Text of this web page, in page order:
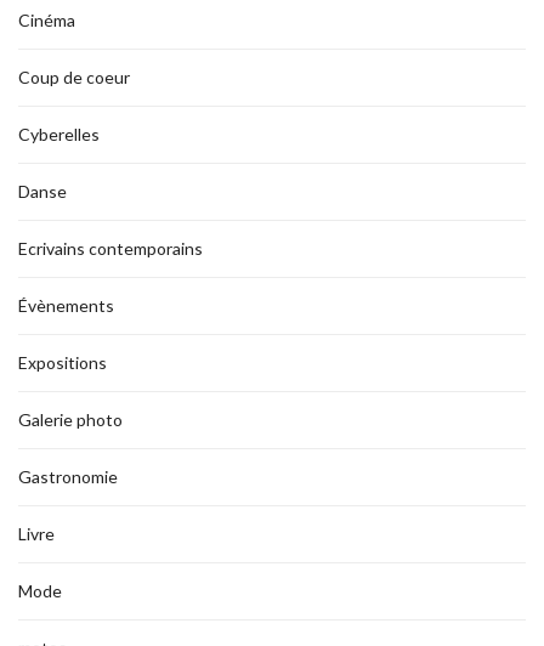
Cinéma
Coup de coeur
Cyberelles
Danse
Ecrivains contemporains
Évènements
Expositions
Galerie photo
Gastronomie
Livre
Mode